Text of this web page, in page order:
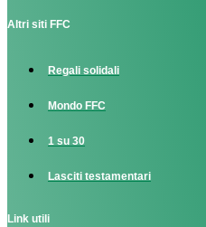
Altri siti FFC
Regali solidali
Mondo FFC
1 su 30
Lasciti testamentari
Link utili